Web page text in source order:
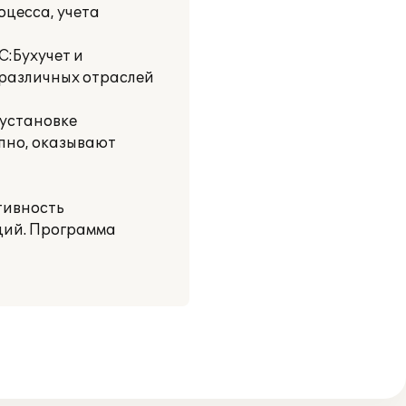
учета
и
отраслей
оказывают
Программа